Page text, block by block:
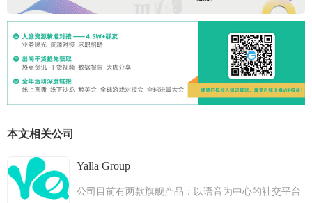
本文相关公司
Yalla Group
公司目前有两款旗舰产品：以语音为中心的社交平台